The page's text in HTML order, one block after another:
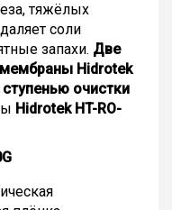
тяжёлых
соли
запахи. Две
мембраны Hidrotek
ступенью очистки
Hidrotek HT-RO-